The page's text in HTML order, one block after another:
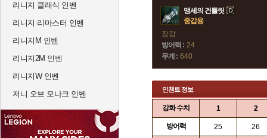
리니지 클래식 인벤
리니지 리마스터 인벤
리니지M 인벤
리니지2M 인벤
리니지W 인벤
저니 오브 모나크 인벤
맹세의 건틀릿
중갑용
장갑
방어력 : 24
무게 : 640
인챈트 정보
강화 수치 1 2
방어력 25 26